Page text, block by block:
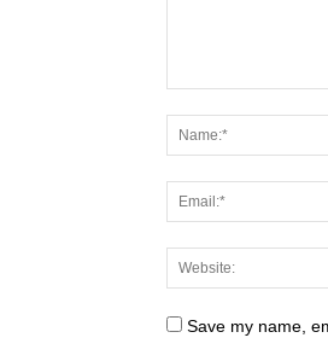
Save my name,